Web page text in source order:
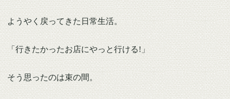
ようやく戻ってきた日常生活。
「行きたかったお店にやっと行ける!」
そう思ったのは束の間。